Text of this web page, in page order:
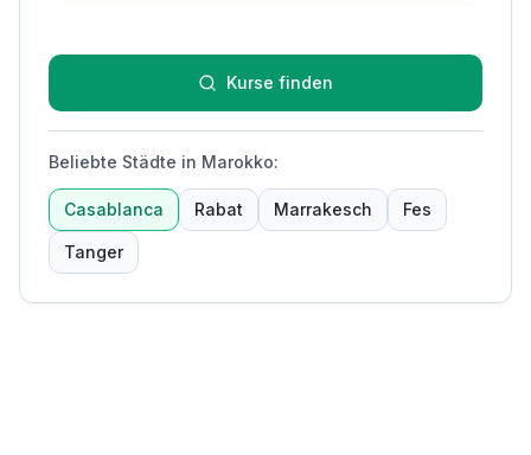
Kurse finden
Beliebte Städte in Marokko:
Casablanca Rabat Marrakesch Fes
Tanger